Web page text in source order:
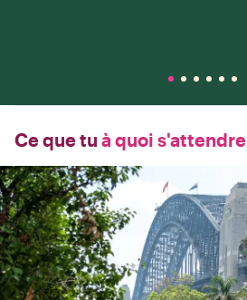
Ce que tu à quoi s'attendre